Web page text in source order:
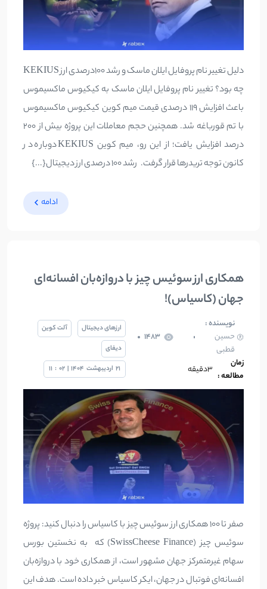
دلیل تغییر نام پروفایل ایلان ماسک و رشد 100درصدی ارز KEKIUS
چه بود؟ تغییر نام پروفایل ایلان ماسک به کیکیوس ماکسیموس
باعث افزایش ۱۱۹ درصدی قیمت میم کوین کیکیوس ماکسیموس
با تم قورباغه شد. همچنین حجم معاملات این پروژه بیش از 200
درصد افزایش یافت؛ از این رو، میم کوین KEKIUS دوباره در
کانون توجه تریدرها قرار گرفت. رشد 100 درصدی ارز دیجیتال{...}
ادامه
همکاری ارز سوئیس چیز با دروازه‌بان افسانه‌ای
جهان (کاسیاس)!
نویسنده :
حسین
قطبی
1483
زمان
مطالعه :
3دقیقه
ارزهای دیجیتال
آلت کوین
دیفای
21 اردیبهشت 1404
|
02
:
11
صفر تا 100 همکاری ارز سوئیس چیز با کاسیاس را دنبال کنید: پروژه
سوئیس چیز (SwissCheese Finance) که به نخستین بورس
سهام غیرمتمرکز جهان مشهور است، از همکاری خود با دروازه‌بان
افسانه‌ای فوتبال در جهان، ایکر کاسیاس خبر داده است. هدف این